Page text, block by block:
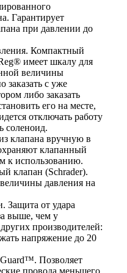
Гарантирует
при давлении до
Компактный
имеет шкалу для
величины
заказать с уже
либо заказать
его на месте,
отключать работу
соленоид.
клапана вручную в
клапанный
к использованию.
клапан (Schrader).
давления на
Защита от удара
выше, чем у
производителей:
напряжение до 20
Позволяет
провода меньшего